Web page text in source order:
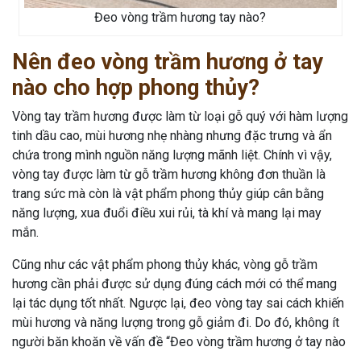
Đeo vòng trầm hương tay nào?
Nên đeo vòng trầm hương ở tay
nào cho hợp phong thủy?
Vòng tay trầm hương được làm từ loại gỗ quý với hàm lượng
tinh dầu cao, mùi hương nhẹ nhàng nhưng đặc trưng và ẩn
chứa trong mình nguồn năng lượng mãnh liệt. Chính vì vậy,
vòng tay được làm từ gỗ trầm hương không đơn thuần là
trang sức mà còn là vật phẩm phong thủy giúp cân bằng
năng lượng, xua đuổi điều xui rủi, tà khí và mang lại may
mắn.
Cũng như các vật phẩm phong thủy khác, vòng gỗ trầm
hương cần phải được sử dụng đúng cách mới có thể mang
lại tác dụng tốt nhất. Ngược lại, đeo vòng tay sai cách khiến
mùi hương và năng lượng trong gỗ giảm đi. Do đó, không ít
người băn khoăn về vấn đề “Đeo vòng trầm hương ở tay nào